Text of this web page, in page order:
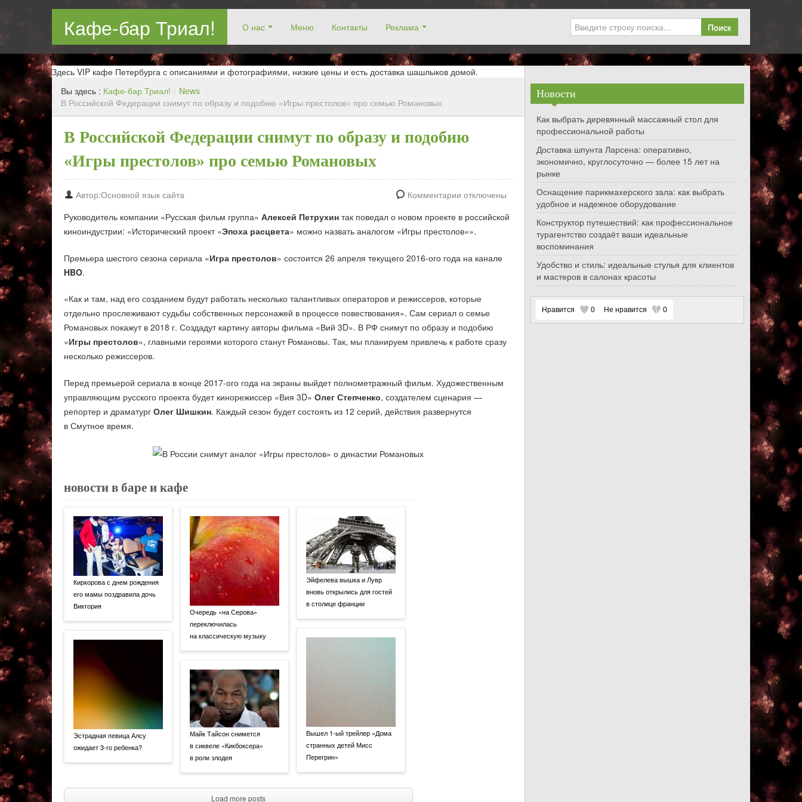
Кафе-бар Триал! О нас Меню Контакты Реклама Поиск
Бар в Новокосин, кафе в Новокосино, ресторан в Новокосино, заказ столика. Работаем без выходных! Низкие цены!
Здесь VIP кафе Петербурга с описаниями и фотографиями, низкие цены и есть доставка шашлыков домой.
Вы здесь : Кафе-бар Триал! / News /
В Российской Федерации снимут по образу и подобию «Игры престолов» про семью Романовых
В Российской Федерации снимут по образу и подобию
«Игры престолов» про семью Романовых
Автор:Основной язык сайта
Комментарии отключены
Руководитель компании «Русская фильм группа» Алексей Петрухин так поведал о новом проекте в российской
киноиндустрии: «Исторический проект «Эпоха расцвета» можно назвать аналогом «Игры престолов«».
Премьера шестого сезона сериала «Игра престолов» состоится 26 апреля текущего 2016-ого года на канале
HBO.
«Как и там, над его созданием будут работать несколько талантливых операторов и режиссеров, которые
отдельно прослеживают судьбы собственных персонажей в процессе повествования». Сам сериал о семье
Романовых покажут в 2018 г. Создадут картину авторы фильма «Вий 3D». В РФ снимут по образу и подобию
«Игры престолов», главными героями которого станут Романовы. Так, мы планируем привлечь к работе сразу
несколько режиссеров.
Перед премьерой сериала в конце 2017-ого года на экраны выйдет полнометражный фильм. Художественным
управляющим русского проекта будет кинорежиссер «Вия 3D» Олег Степченко, создателем сценария —
репортер и драматург Олег Шишкин. Каждый сезон будет состоять из 12 серий, действия развернутся
в Смутное время.
новости в баре и кафе
Киркорова с днем рождения
его мамы поздравила дочь
Виктория
Эстрадная певица Алсу
ожидает 3-го ребенка?
Очередь «на Серова»
переключилась
на классическую музыку
Майк Тайсон снимется
в сиквеле «Кикбоксера»
в роли злодея
Эйфелева вышка и Лувр
вновь открылись для гостей
в столице франции
Вышел 1-ый трейлер «Дома
странных детей Мисс
Перегрин»
Load more posts
Новости
Как выбрать деревянный массажный стол для
профессиональной работы
Доставка шпунта Ларсена: оперативно,
экономично, круглосуточно — более 15 лет на
рынке
Оснащение парикмахерского зала: как выбрать
удобное и надежное оборудование
Конструктор путешествий: как профессиональное
турагентство создаёт ваши идеальные
воспоминания
Удобство и стиль: идеальные стулья для клиентов
и мастеров в салонах красоты
Нравится 0 Не нравится 0